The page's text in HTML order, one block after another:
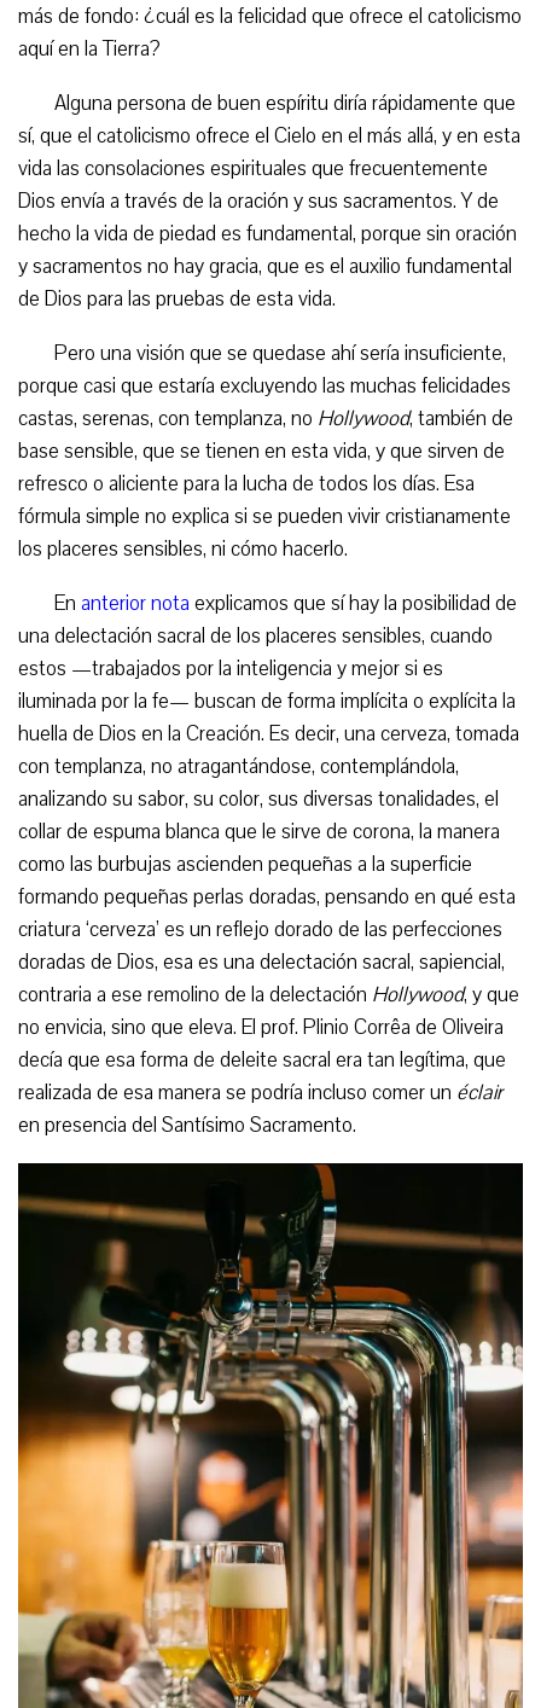
más de fondo: ¿cuál es la felicidad que ofrece el catolicismo
aquí en la Tierra?
Alguna persona de buen espíritu diría rápidamente que
sí, que el catolicismo ofrece el Cielo en el más allá, y en esta
vida las consolaciones espirituales que frecuentemente
Dios envía a través de la oración y sus sacramentos. Y de
hecho la vida de piedad es fundamental, porque sin oración
y sacramentos no hay gracia, que es el auxilio fundamental
de Dios para las pruebas de esta vida.
Pero una visión que se quedase ahí sería insuficiente,
porque casi que estaría excluyendo las muchas felicidades
castas, serenas, con templanza, no Hollywood, también de
base sensible, que se tienen en esta vida, y que sirven de
refresco o aliciente para la lucha de todos los días. Esa
fórmula simple no explica si se pueden vivir cristianamente
los placeres sensibles, ni cómo hacerlo.
En anterior nota explicamos que sí hay la posibilidad de
una delectación sacral de los placeres sensibles, cuando
estos —trabajados por la inteligencia y mejor si es
iluminada por la fe— buscan de forma implícita o explícita la
huella de Dios en la Creación. Es decir, una cerveza, tomada
con templanza, no atragantándose, contemplándola,
analizando su sabor, su color, sus diversas tonalidades, el
collar de espuma blanca que le sirve de corona, la manera
como las burbujas ascienden pequeñas a la superficie
formando pequeñas perlas doradas, pensando en qué esta
criatura ‘cerveza’ es un reflejo dorado de las perfecciones
doradas de Dios, esa es una delectación sacral, sapiencial,
contraria a ese remolino de la delectación Hollywood, y que
no envicia, sino que eleva. El prof. Plinio Corrêa de Oliveira
decía que esa forma de deleite sacral era tan legítima, que
realizada de esa manera se podría incluso comer un éclair
en presencia del Santísimo Sacramento.